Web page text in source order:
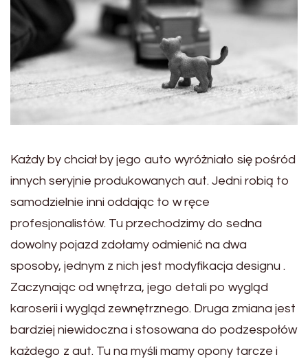
Każdy by chciał by jego auto wyróżniało się pośród
innych seryjnie produkowanych aut. Jedni robią to
samodzielnie inni oddając to w ręce
profesjonalistów. Tu przechodzimy do sedna
dowolny pojazd zdołamy odmienić na dwa
sposoby, jednym z nich jest modyfikacja designu .
Zaczynając od wnętrza, jego detali po wygląd
karoserii i wygląd zewnętrznego. Druga zmiana jest
bardziej niewidoczna i stosowana do podzespołów
każdego z aut. Tu na myśli mamy opony tarcze i